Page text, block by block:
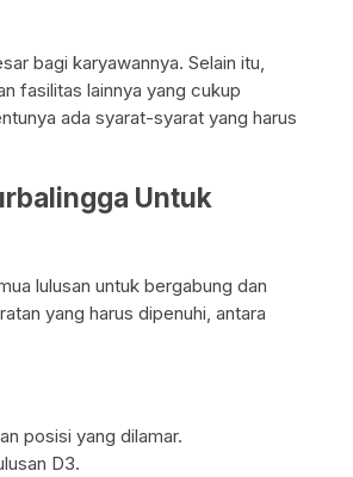
bagi karyawannya. Selain itu,
fasilitas lainnya yang cukup
ada syarat-syarat yang harus
Untuk
lulusan untuk bergabung dan
yang harus dipenuhi, antara
posisi yang dilamar.
D3.